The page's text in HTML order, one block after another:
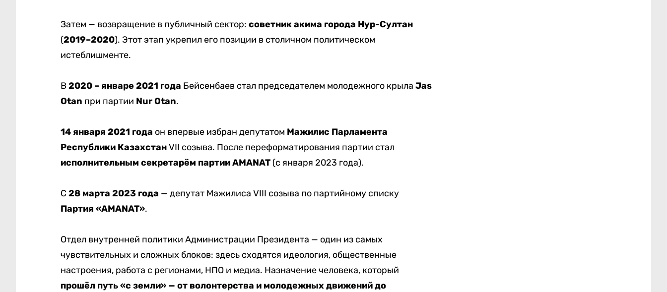
Затем — возвращение в публичный сектор: советник акима города Нур-Султан
(2019–2020). Этот этап укрепил его позиции в столичном политическом
истеблишменте.
В 2020 – январе 2021 года Бейсенбаев стал председателем молодежного крыла Jas
Otan при партии Nur Otan.
14 января 2021 года он впервые избран депутатом Мажилис Парламента
Республики КазахстанVII созыва. После переформатирования партии стал
исполнительным секретарём партии AMANAT(с января 2023 года).
С 28 марта 2023 года — депутат Мажилиса VIII созыва по партийному списку
Партия «AMANAT».
Отдел внутренней политики Администрации Президента — один из самых
чувствительных и сложных блоков: здесь сходятся идеология, общественные
настроения, работа с регионами, НПО и медиа. Назначение человека, который
прошёл путь «с земли» — от волонтерства и молодежных движений до